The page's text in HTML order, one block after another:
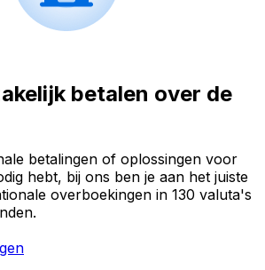
betalen over de
betalingen of oplossingen voor
hebt, bij ons ben je aan het juiste
overboekingen in 130 valuta's